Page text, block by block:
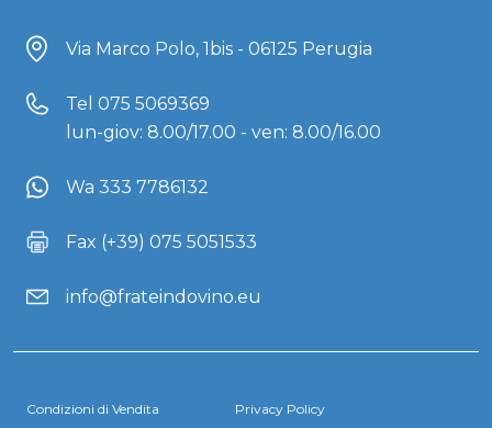
Via Marco Polo, 1bis - 06125 Perugia
Tel 075 5069369
lun-giov: 8.00/17.00 - ven: 8.00/16.00
Wa 333 7786132
Fax (+39) 075 5051533
info@frateindovino.eu
Condizioni di Vendita
Privacy Policy